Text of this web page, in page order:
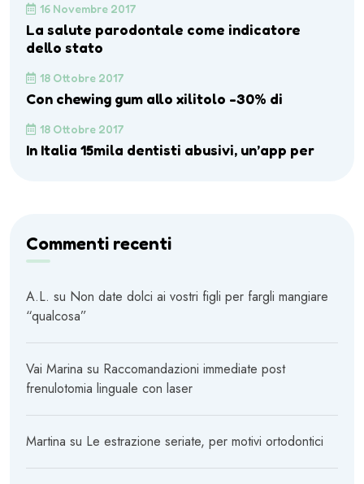
16 Novembre 2017
La salute parodontale come indicatore
dello stato
18 Ottobre 2017
Con chewing gum allo xilitolo -30% di
18 Ottobre 2017
In Italia 15mila dentisti abusivi, un’app per
Commenti recenti
A.L. su Non date dolci ai vostri figli per fargli mangiare
“qualcosa”
Vai Marina su Raccomandazioni immediate post
frenulotomia linguale con laser
Martina su Le estrazione seriate, per motivi ortodontici